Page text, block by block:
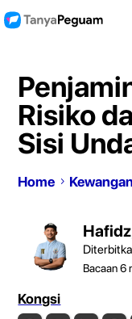
Risiko
Sisi
Home Kewangan
Bacaan6
Kongsi